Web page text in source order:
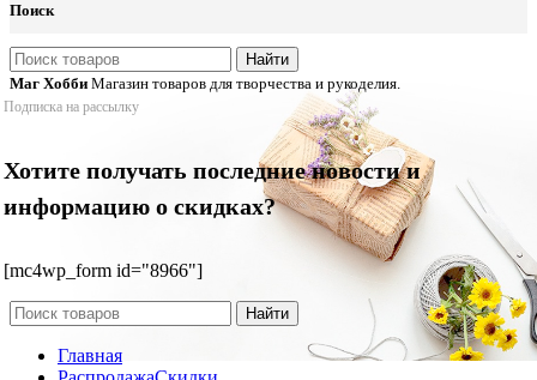
Поиск
Найти
Маг Хобби Магазин товаров для творчества и рукоделия.
Подписка на рассылку
Хотите получать последние новости и
информацию о скидках?
[mc4wp_form id="8966"]
Найти
Главная